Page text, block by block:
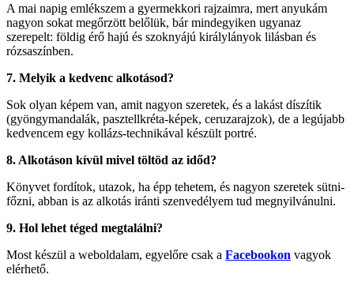
A mai napig emlékszem a gyermekkori rajzaimra, mert anyukám
nagyon sokat megőrzött belőlük, bár mindegyiken ugyanaz
szerepelt: földig érő hajú és szoknyájú királylányok lilásban és
rózsaszínben.
7. Melyik a kedvenc alkotásod?
Sok olyan képem van, amit nagyon szeretek, és a lakást díszítik
(gyöngymandalák, pasztellkréta-képek, ceruzarajzok), de a legújabb
kedvencem egy kollázs-technikával készült portré.
8. Alkotáson kívül mivel töltöd az időd?
Könyvet fordítok, utazok, ha épp tehetem, és nagyon szeretek sütni-
főzni, abban is az alkotás iránti szenvedélyem tud megnyilvánulni.
9. Hol lehet téged megtalálni?
Most készül a weboldalam, egyelőre csak a Facebookon vagyok
elérhető.